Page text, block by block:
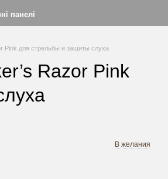
панелі
Pink для стрельбы и защиты слуха
Razor Pink
В желания